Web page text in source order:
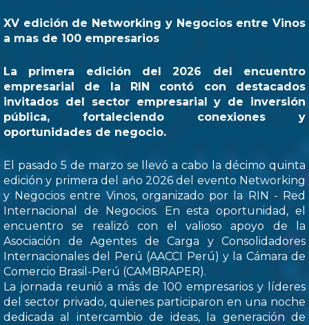
XV edición de Networking y Negocios entre Vinos
a mas de 100 empresarios
La primera edición del 2026 del encuentro
empresarial de la RIN contó con destacados
invitados del sector empresarial y de inversión
pública, fortaleciendo conexiones y
oportunidades de negocio.
El pasado 5 de marzo se llevó a cabo la décimo quinta
edición y primera del ańo 2026 del evento Networking
y Negocios entre Vinos, organizado por la RIN - Red
Internacional de Negocios. En esta oportunidad, el
encuentro se realizó con el valioso apoyo de la
Asociación de Agentes de Carga y Consolidadores
Internacionales del Perú (AACCI Perú) y la Cámara de
Comercio Brasil-Perú (CAMBRAPER).
La jornada reunió a más de 100 empresarios y líderes
del sector privado, quienes participaron en una noche
dedicada al intercambio de ideas, la generación de